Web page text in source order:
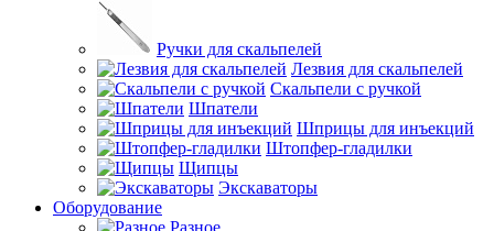
Ручки для скальпелей
Лезвия для скальпелей
Скальпели с ручкой
Шпатели
Шприцы для инъекций
Штопфер-гладилки
Щипцы
Экскаваторы
Оборудование
Разное